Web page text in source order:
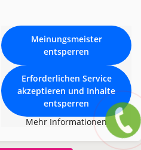
Notfall jederzeit
für Sie da.
Meinungsmeister
entsperren
Erforderlichen Service
akzeptieren und Inhalte
entsperren
Mehr Informationen